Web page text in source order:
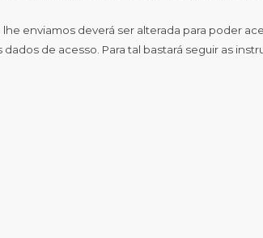
enviamos deverá ser alterada para poder
de acesso. Para tal bastará seguir as